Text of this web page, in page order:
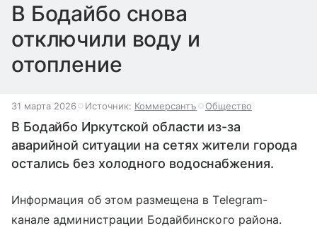
В Бодайбо снова
отключили воду и
отопление
31 марта 2026 Источник: Коммерсантъ Общество
В Бодайбо Иркутской области из-за
аварийной ситуации на сетях жители города
остались без холодного водоснабжения.
Информация об этом размещена в Telegram-
канале администрации Бодайбинского района.